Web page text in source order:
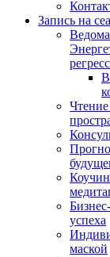
Запись на
успеха
маской